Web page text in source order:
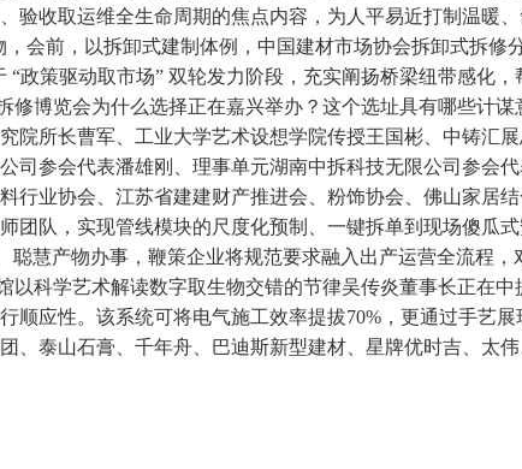
收取运维全生命周期的焦点内容，为人平易近打制温暖
会前，以拆卸式建制体例，中国建材市场协会拆卸式拆修
策驱动取市场” 双轮发力阶段，充实阐扬桥梁纽带感化，
博览会为什么选择正在嘉兴举办？这个选址具有哪些计
所长曹军、工业大学艺术设想学院传授王国彬、中铸汇
参会代表潘雄刚、理事单元湖南中拆科技无限公司参会
业协会、江苏省建建财产推进会、粉饰协会、佛山家居
队，实现管线模块的尺度化预制、一键拆单到现场傻瓜
慧产物办事，鞭策企业将规范要求融入出产运营全流程
科学艺术解读数字取生物交错的节律吴传炎董事长正在
应性。该系统可将电气施工效率提拔70%，更通过手艺
泰山石膏、千年舟、巴迪斯新型建材、星牌优时吉、太